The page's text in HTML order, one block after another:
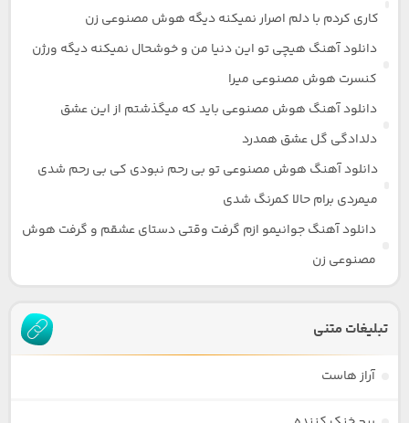
کاری کردم با دلم اصرار نمیکنه دیگه هوش مصنوعی زن
دانلود آهنگ هیچی تو این دنیا من و خوشحال نمیکنه دیگه ورژن
کنسرت هوش مصنوعی میرا
دانلود آهنگ هوش مصنوعی باید که میگذشتم از این عشق
دلدادگی گل عشق همدرد
دانلود آهنگ هوش مصنوعی تو بی رحم نبودی کی بی رحم شدی
میمردی برام حالا کمرنگ شدی
دانلود آهنگ جوانیمو ازم گرفت وقتی دستای عشقم و گرفت هوش
مصنوعی زن
تبلیغات متنی
آراز هاست